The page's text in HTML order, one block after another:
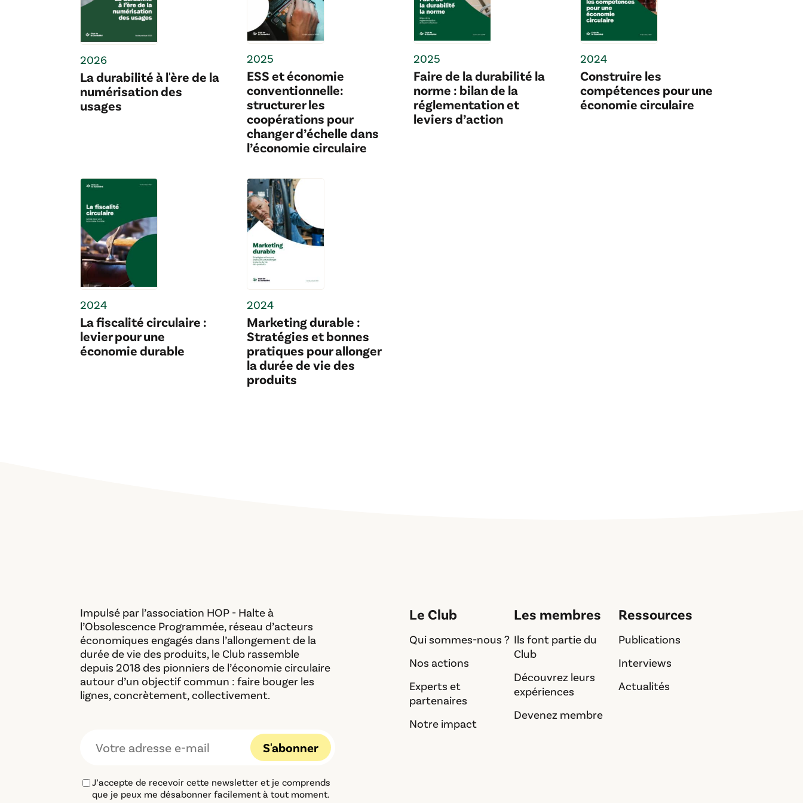
2026
La durabilité à l'ère de la
numérisation des
usages
2025
ESS et économie
conventionnelle:
structurer les
coopérations pour
changer d’échelle dans
l’économie circulaire
2025
Faire de la durabilité la
norme : bilan de la
réglementation et
leviers d’action
2024
Construire les
compétences pour une
économie circulaire
2024
La fiscalité circulaire :
levier pour une
économie durable
2024
Marketing durable :
Stratégies et bonnes
pratiques pour allonger
la durée de vie des
produits
Impulsé par l’association HOP - Halte à
l’Obsolescence Programmée, réseau d’acteurs
économiques engagés dans l’allongement de la
durée de vie des produits, le Club rassemble
depuis 2018 des pionniers de l’économie circulaire
autour d’un objectif commun : faire bouger les
lignes, concrètement, collectivement.
J’accepte de recevoir cette newsletter et je comprends
que je peux me désabonner facilement à tout moment.
Le Club
Qui sommes-nous ?
Nos actions
Experts et
partenaires
Notre impact
Les membres
Ils font partie du
Club
Découvrez leurs
expériences
Devenez membre
Ressources
Publications
Interviews
Actualités